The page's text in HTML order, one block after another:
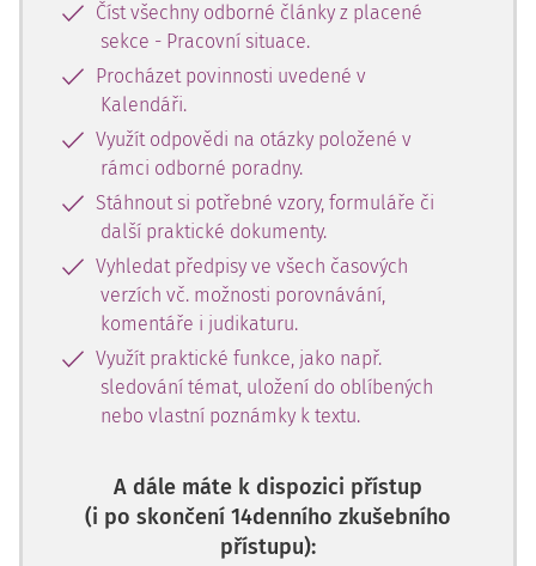
Číst všechny odborné články z placené
sekce - Pracovní situace.
Procházet povinnosti uvedené v
Kalendáři.
Využít odpovědi na otázky položené v
rámci odborné poradny.
Stáhnout si potřebné vzory, formuláře či
další praktické dokumenty.
Vyhledat předpisy ve všech časových
verzích vč. možnosti porovnávání,
komentáře i judikaturu.
Využít praktické funkce, jako např.
sledování témat, uložení do oblíbených
nebo vlastní poznámky k textu.
A dále máte k dispozici přístup
(i po skončení 14denního zkušebního
přístupu):